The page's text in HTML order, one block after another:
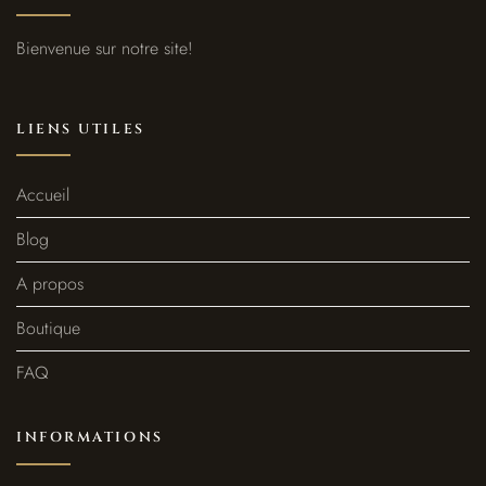
Bienvenue sur notre site!
LIENS UTILES
Accueil
Blog
A propos
Boutique
FAQ
INFORMATIONS